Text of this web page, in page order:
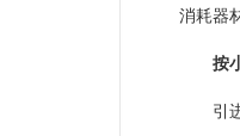
消耗器
按
引